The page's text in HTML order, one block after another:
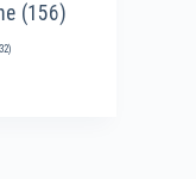
(156)